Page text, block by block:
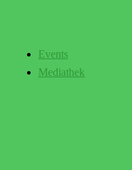
Events
Mediathek